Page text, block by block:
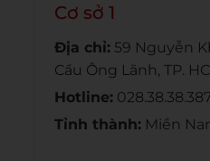
Cơ sở 1
Địa chỉ: 59 Nguyễn
Cầu Ông Lãnh, TP.
Hotline:
Tỉnh thành: Miền